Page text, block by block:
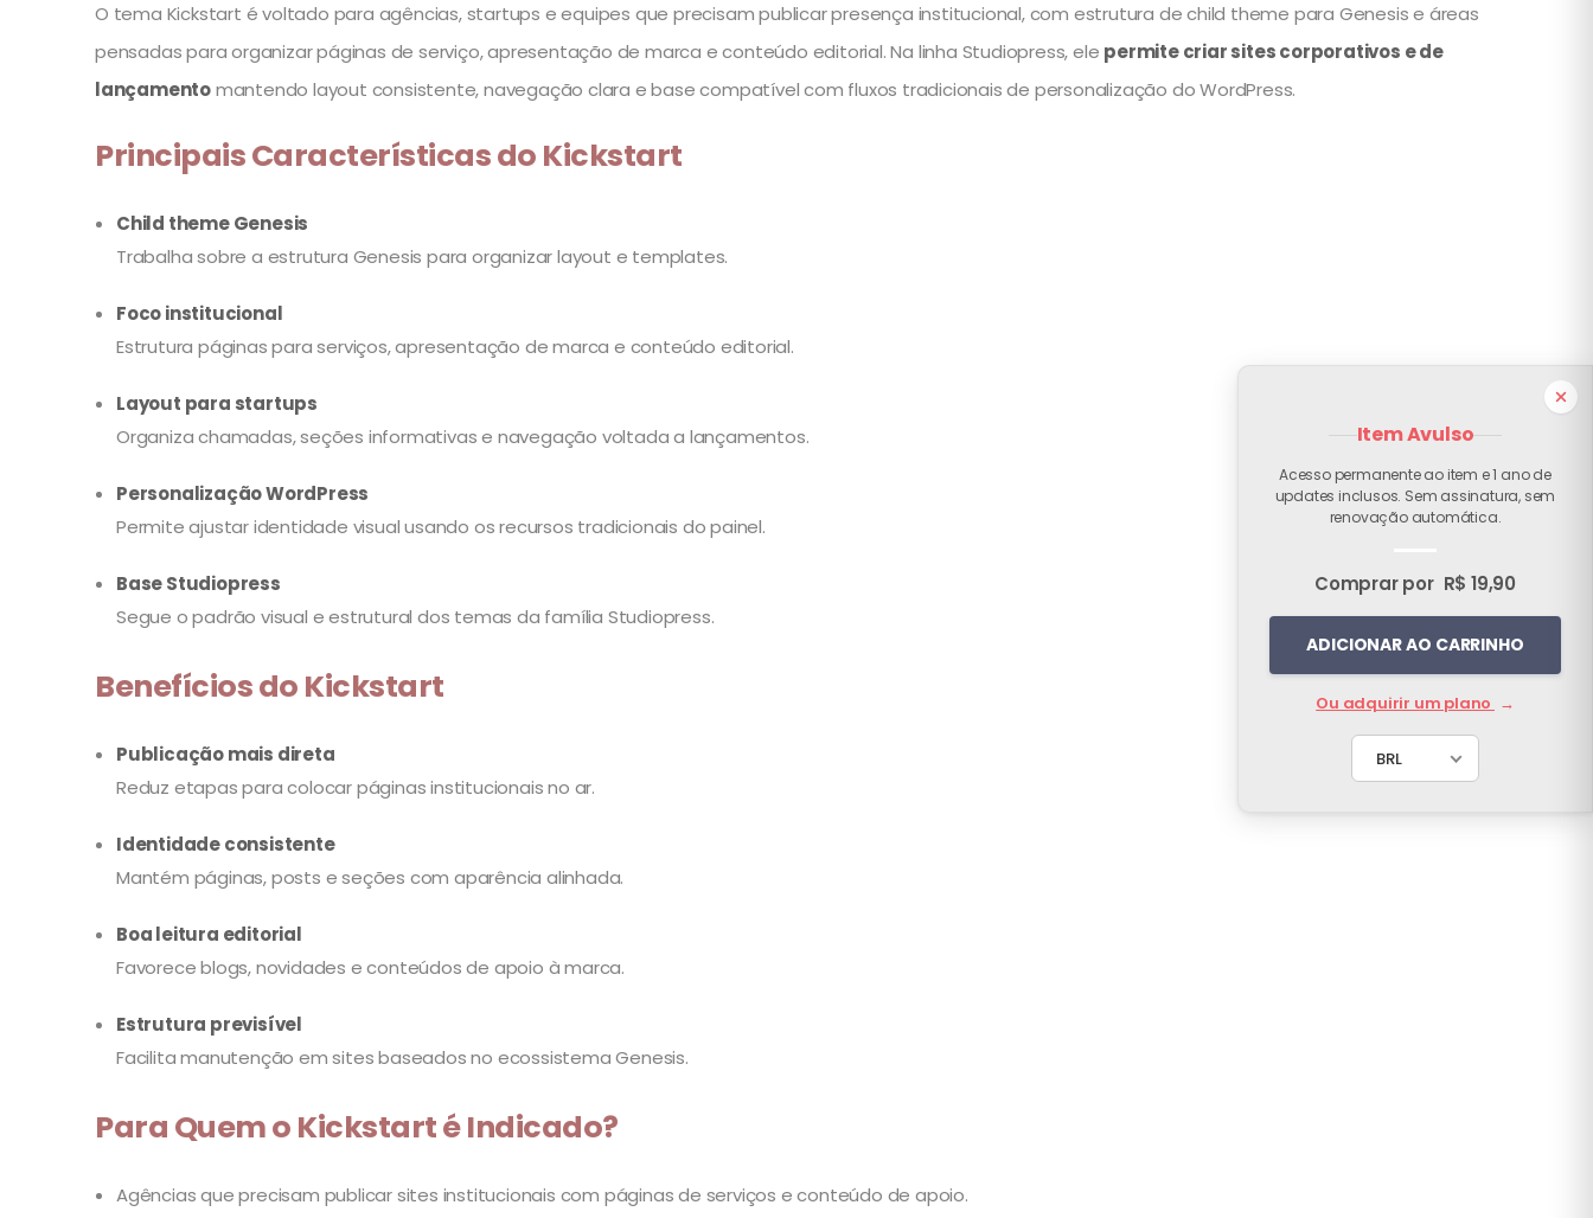
O tema Kickstart é voltado para agências, startups e equipes que precisam publicar presença institucional, com estrutura de child theme para Genesis e áreas
pensadas para organizar páginas de serviço, apresentação de marca e conteúdo editorial. Na linha Studiopress, ele permite criar sites corporativos e de
lançamentomantendo layout consistente, navegação clara e base compatível com fluxos tradicionais de personalização do WordPress.
Principais Características do Kickstart
Child theme Genesis
Trabalha sobre a estrutura Genesis para organizar layout e templates.
Foco institucional
Estrutura páginas para serviços, apresentação de marca e conteúdo editorial.
Layout para startups
Organiza chamadas, seções informativas e navegação voltada a lançamentos.
Personalização WordPress
Permite ajustar identidade visual usando os recursos tradicionais do painel.
Base Studiopress
Segue o padrão visual e estrutural dos temas da família Studiopress.
Benefícios do Kickstart
Publicação mais direta
Reduz etapas para colocar páginas institucionais no ar.
Identidade consistente
Mantém páginas, posts e seções com aparência alinhada.
Boa leitura editorial
Favorece blogs, novidades e conteúdos de apoio à marca.
Estrutura previsível
Facilita manutenção em sites baseados no ecossistema Genesis.
Para Quem o Kickstart é Indicado?
Agências que precisam publicar sites institucionais com páginas de serviços e conteúdo de apoio.
Item Avulso
Acesso permanente ao item e 1 ano de
updates inclusos. Sem assinatura, sem
renovação automática.
Comprar por R$ 19,90
ADICIONAR AO CARRINHO
Ou adquirir um plano →